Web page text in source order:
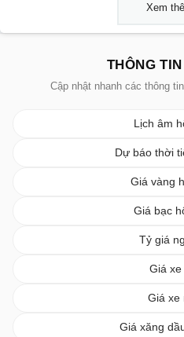
Xem
THÔNG
Cập nhật nhanh các thông
Lịch âm
Dự báo thời
Giá vàng
Giá bạc
Tỷ giá
Giá xe
Giá xe
Giá xăng